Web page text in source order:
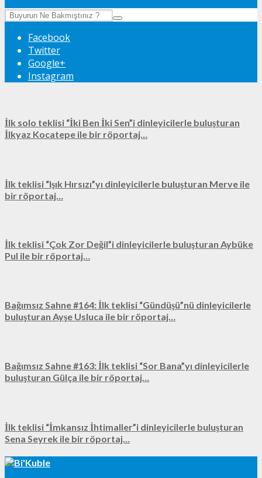
Facebook
Twitter
Google+
Instagram
İlk solo teklisi “İki Ben İki Sen”i dinleyicilerle buluşturan
İlkyaz Kocatepe ile bir röportaj…
İlk teklisi “Işık Hırsızı”yı dinleyicilerle buluşturan Merve ile
bir röportaj…
İlk teklisi “Çok Zor Değil”i dinleyicilerle buluşturan Aybüke
Pul ile bir röportaj…
Bağımsız Sahne #164: İlk teklisi “Gündüşü”nü dinleyicilerle
buluşturan Ayşe Usluca ile bir röportaj…
Bağımsız Sahne #163: İlk teklisi “Sor Bana”yı dinleyicilerle
buluşturan Gülça ile bir röportaj…
İlk teklisi “İmkansız İhtimaller”i dinleyicilerle buluşturan
Sena Seyrek ile bir röportaj…